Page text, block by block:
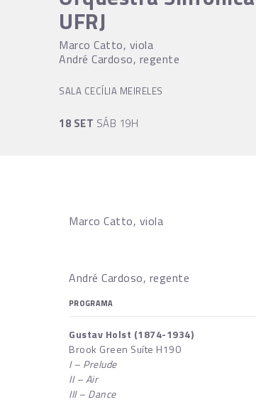
UFRJ
Marco Catto, viola
André Cardoso, regente
SALA CECÍLIA MEIRELES
18 SET SÁB 19H
Marco Catto, viola
André Cardoso, regente
PROGRAMA
Gustav Holst (1874-1934)
Brook Green Suíte H190
I – Prelude
II – Air
III – Dance